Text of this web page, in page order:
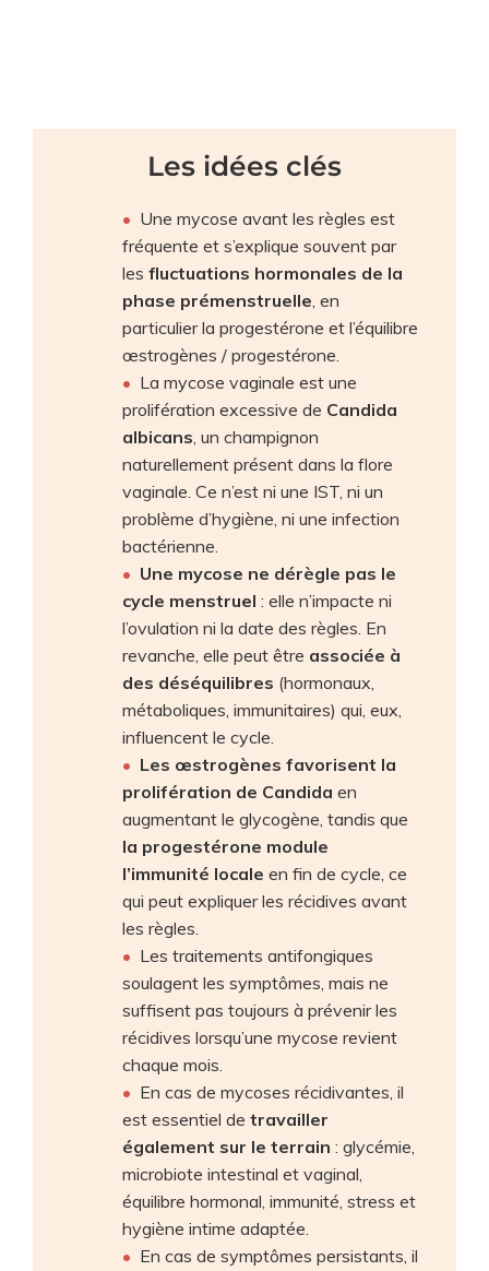
Les idées clés
Une mycose avant les règles est
fréquente et s’explique souvent par
lesfluctuations hormonales de la
phase prémenstruelle, en
particulier la progestérone et l’équilibre
œstrogènes / progestérone.
La mycose vaginale est une
prolifération excessive de Candida
albicans, un champignon
naturellement présent dans la flore
vaginale. Ce n’est ni une IST, ni un
problème d’hygiène, ni une infection
bactérienne.
Une mycose ne dérègle pas le
cycle menstruel : elle n’impacte ni
l’ovulation ni la date des règles. En
revanche, elle peut être associée à
des déséquilibres (hormonaux,
métaboliques, immunitaires) qui, eux,
influencent le cycle.
Les œstrogènes favorisent la
prolifération de Candida en
augmentant le glycogène, tandis que
la progestérone module
l’immunité locale en fin de cycle, ce
qui peut expliquer les récidives avant
les règles.
Les traitements antifongiques
soulagent les symptômes, mais ne
suffisent pas toujours à prévenir les
récidives lorsqu’une mycose revient
chaque mois.
En cas de mycoses récidivantes, il
est essentiel detravailler
également sur le terrain : glycémie,
microbiote intestinal et vaginal,
équilibre hormonal, immunité, stress et
hygiène intime adaptée.
En cas de symptômes persistants, il